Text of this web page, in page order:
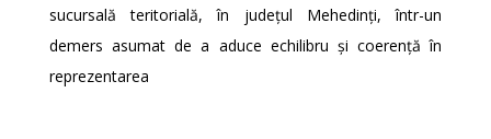
sucursală teritorială, în județul Mehedinți, într-un
demers asumat de a aduce echilibru și coerență în
reprezentarea